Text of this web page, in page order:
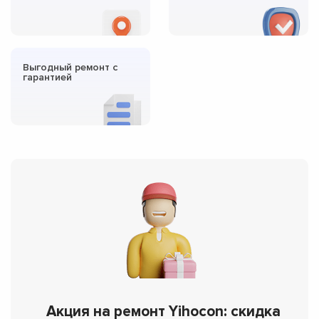
Выгодный ремонт с
гарантией
Акция на ремонт Yihocon: скидка